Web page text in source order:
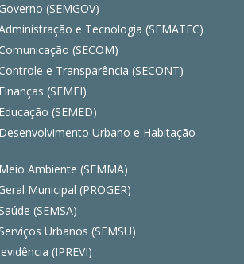
(SEMGOV)
e Tecnologia (SEMATEC)
(SECOM)
e Transparência (SECONT)
(SEMFI)
(SEMED)
Urbano e Habitação
Ambiente (SEMMA)
Municipal (PROGER)
(SEMSA)
Urbanos (SEMSU)
(IPREVI)